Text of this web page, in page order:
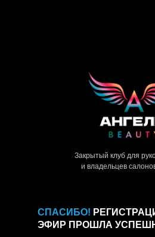
СПАСИБО!
ЭФИР ПРОШЛА
Закрытый клуб для
и владельцев